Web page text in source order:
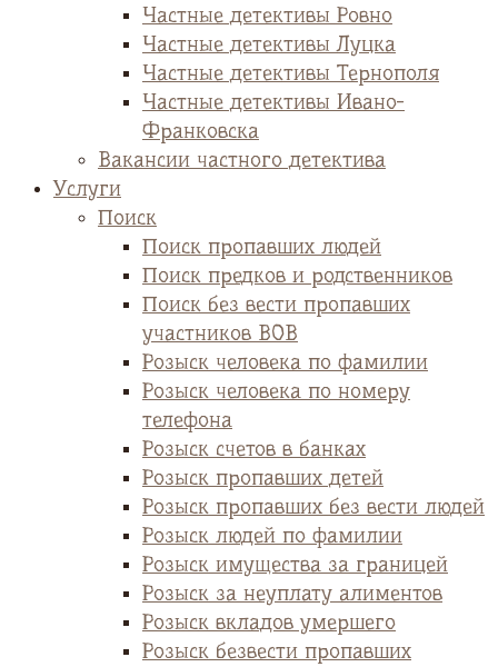
Частные детективы Ровно
Частные детективы Луцка
Частные детективы Тернополя
Частные детективы Ивано-
Франковска
Вакансии частного детектива
Услуги
Поиск
Поиск пропавших людей
Поиск предков и родственников
Поиск без вести пропавших
участников ВОВ
Розыск человека по фамилии
Розыск человека по номеру
телефона
Розыск счетов в банках
Розыск пропавших детей
Розыск пропавших без вести людей
Розыск людей по фамилии
Розыск имущества за границей
Розыск за неуплату алиментов
Розыск вкладов умершего
Розыск безвести пропавших